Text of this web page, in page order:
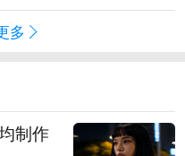
多
制作